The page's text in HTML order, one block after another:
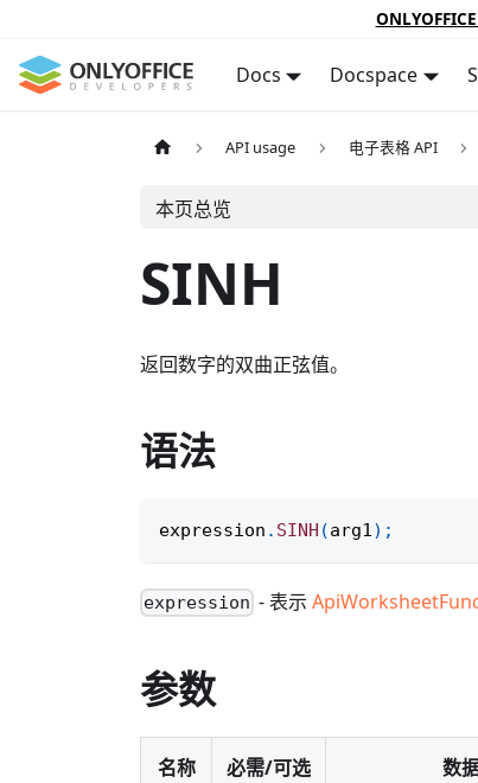
Docs Docspace
API usage 电子表格 API
本页总览
SINH
返回数字的双曲正弦值。
语法
expression . SINH (arg1) ;
expression - 表示
参数
名称 必需/可选 数